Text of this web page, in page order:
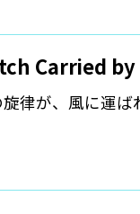
Carried
律が、風に運